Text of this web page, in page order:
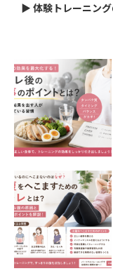
▶︎ 体験トレーニン